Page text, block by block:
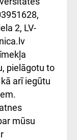
співпраця з
2, LV-
pielāgotu to
arī iegūtu
mūsu